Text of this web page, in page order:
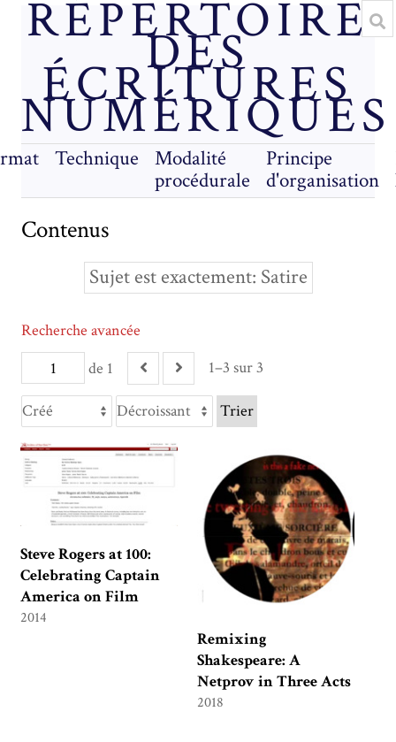
RÉPERTOIRE
DES
ÉCRITURES
NUMÉRIQUES
Technique
Modalité
procédurale
Principe
d'organisation
Contenus
Sujet est exactement Satire
de 1 1–3 sur 3
Recherche avancée
Trier
Steve Rogers at 100:
Celebrating Captain
America on Film
2014
Remixing
Shakespeare: A
Netprov in Three Acts
2018